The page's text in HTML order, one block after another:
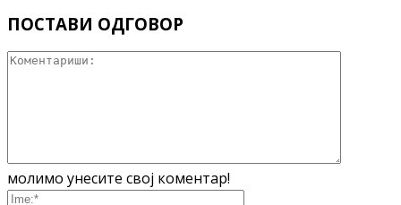
ПОСТАВИ ОДГОВОР
молимо унесите свој коментар!